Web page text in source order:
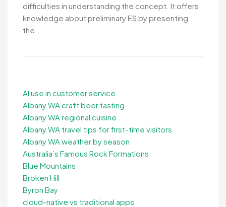
difficulties in understanding the concept. It offers
knowledge about preliminary ES by presenting
the...
AI use in customer service
Albany WA craft beer tasting
Albany WA regional cuisine
Albany WA travel tips for first-time visitors
Albany WA weather by season
Australia’s Famous Rock Formations
Blue Mountains
Broken Hill
Byron Bay
cloud-native vs traditional apps